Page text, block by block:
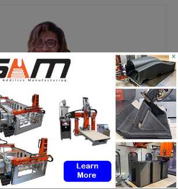
Kety S.
https://additive-talks.com/
MORE FROM AUTHOR
×